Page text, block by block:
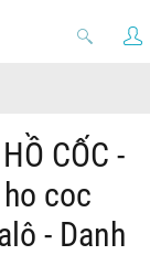
CỐC -
coc
- Danh